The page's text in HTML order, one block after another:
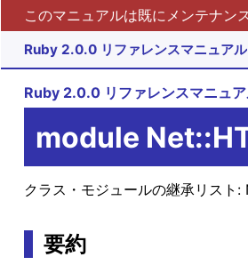
このマニュアルは既にメンテナン
Ruby 2.0.0 リファレンスマニュアル
Ruby 2.0.0 リファレンスマニュ
module
クラス・モジュールの継承リスト:
要約